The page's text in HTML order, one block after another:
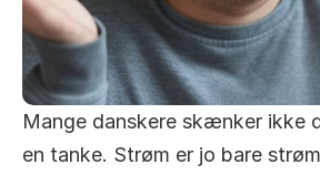
Mange danskere skænker ikke
en tanke. Strøm er jo bare